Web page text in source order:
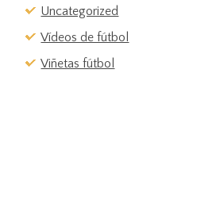
Uncategorized
Vídeos de fútbol
Viñetas fútbol